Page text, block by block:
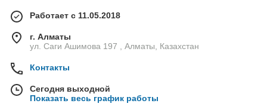
Работает с 11.05.2018
г. Алматы
ул. Саги Ашимова 197 , Алматы, Казахстан
Контакты
Сегодня выходной
Показать весь график работы